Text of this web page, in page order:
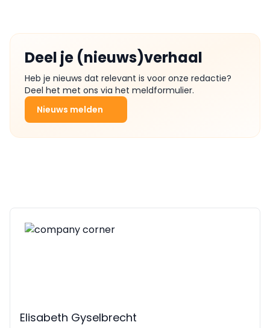
Deel je (nieuws)verhaal
Heb je nieuws dat relevant is voor onze redactie?
Deel het met ons via het meldformulier.
Nieuws melden
Elisabeth Gyselbrecht